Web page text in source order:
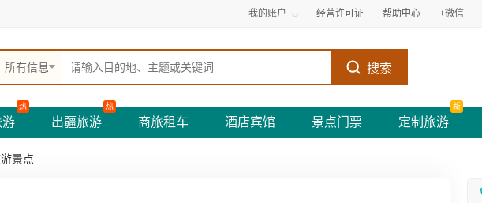
我的账户 经营许可证 帮助中心 +微信
所有信息 搜索
游
热
出疆旅游
热
商旅租车 酒店宾馆 景点门票 定制旅游
新
景点